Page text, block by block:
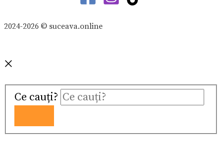
2024-2026 © suceava.online
Ce cauți?